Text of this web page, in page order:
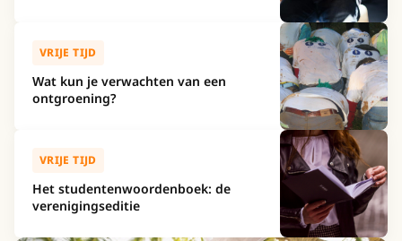
VRIJE TIJD
Wat kun je verwachten van een
ontgroening?
VRIJE TIJD
Het studentenwoordenboek: de
verenigingseditie